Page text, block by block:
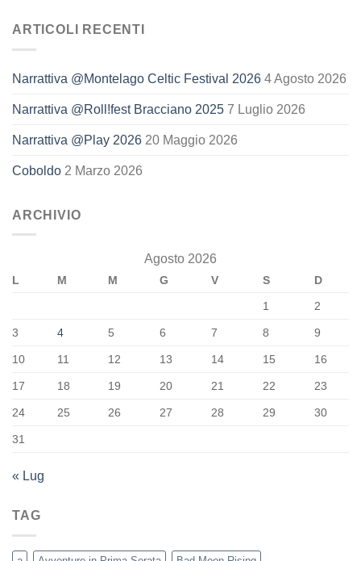
ARTICOLI RECENTI
Narrattiva @Montelago Celtic Festival 2026 4 Agosto 2026
Narrattiva @Roll!fest Bracciano 2025 7 Luglio 2026
Narrattiva @Play 2026 20 Maggio 2026
Coboldo 2 Marzo 2026
ARCHIVIO
Agosto 2026
L M M G V S
D
1
2
3 4 5 6 7 8 9
10 11 12 13 14 15 16
17 18 19 20 21 22 23
24 25 26 27 28 29 30
31
« Lug
TAG